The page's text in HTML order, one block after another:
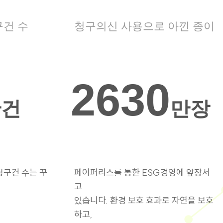
건 수
구건 수는 꾸
청구의신 사용으로 아낀 종이
2630만장
페이퍼리스를 통한 ESG경영에 앞장서
고
있습니다. 환경 보호 효과로 자연을 보호
하고,